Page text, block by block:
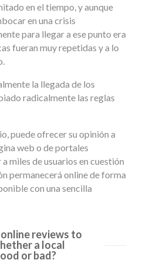
en el tiempo, y aunque
en una crisis
para llegar a ese punto era
fueran muy repetidas y a lo
la llegada de los
radicalmente las reglas
puede ofrecer su opinión a
web o de portales
miles de usuarios en cuestión
permanecerá online de forma
con una sencilla
reviews to
a local
or bad?